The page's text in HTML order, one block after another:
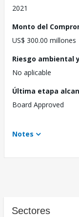
2021
Monto del
US$ 300.00 millones
Riesgo ambiental
No aplicable
Última etapa
Board Approved
Notes
Sectores